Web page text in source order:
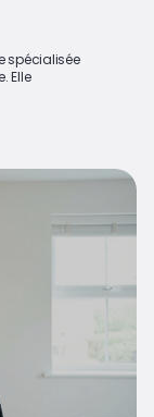
spécialisée
Elle